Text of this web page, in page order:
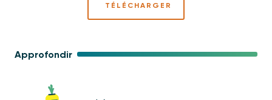
Approfondir
TÉLÉCHARGER